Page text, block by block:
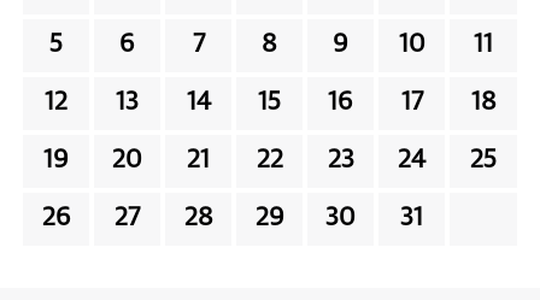
5 6 7 8 9 10 11
12 13 14 15 16 17 18
19 20 21 22 23 24 25
26 27 28 29 30 31